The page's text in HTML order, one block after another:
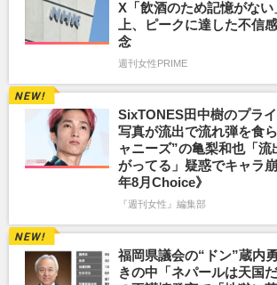
X「飲酒のため記憶がな
上、ピークに達した不信
念
週刊女性PRIME
SixTONES田中樹のプラ
写真が流出で流れ弾を食
ャニーズ”の亀梨和也「流
がってる」疑惑でキャラ
年8月Choice》
『週刊女性』編集部
福岡県議会の“ドン”蔵内
きの中「ネパールは天国